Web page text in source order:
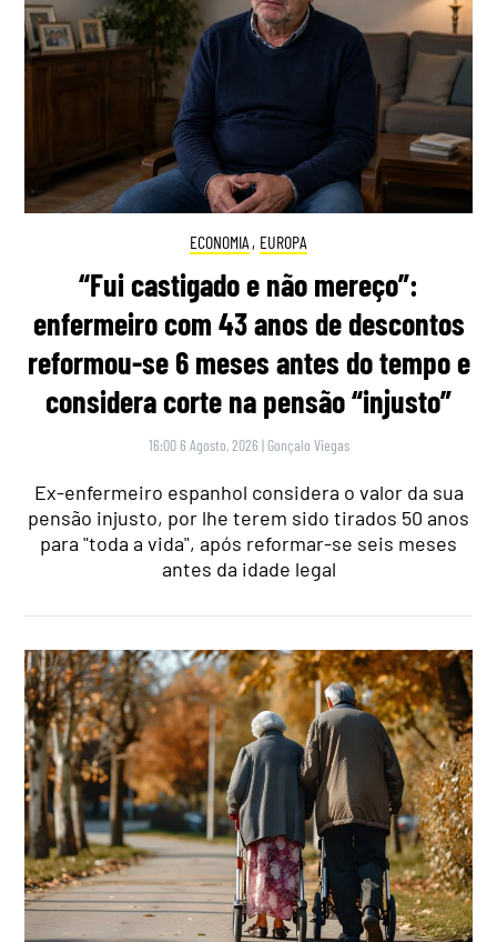
ECONOMIA , EUROPA
“Fui castigado e não mereço”:
enfermeiro com 43 anos de descontos
reformou-se 6 meses antes do tempo e
considera corte na pensão “injusto”
16:00 6 Agosto, 2026 | Gonçalo Viegas
Ex-enfermeiro espanhol considera o valor da sua
pensão injusto, por lhe terem sido tirados 50 anos
para "toda a vida", após reformar-se seis meses
antes da idade legal